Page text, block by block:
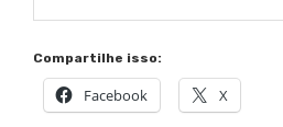
Compartilhe isso:
Facebook X